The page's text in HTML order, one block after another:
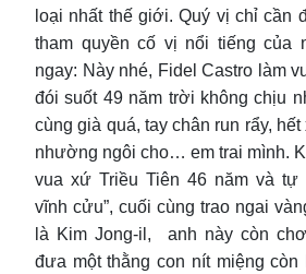
loại nhất thế giới. Quý vị chỉ cần
tham quyền cố vị nổi tiếng của
ngay: Này nhé, Fidel Castro làm
đói suốt 49 năm trời không chịu
cùng già quá, tay chân run rẩy,
nhường ngôi cho… em trai mình.
vua xứ Triều Tiên 46 năm và tự
vĩnh cửu”, cuối cùng trao ngai
là Kim Jong-il, anh này còn
đưa một thằng con nít miệng